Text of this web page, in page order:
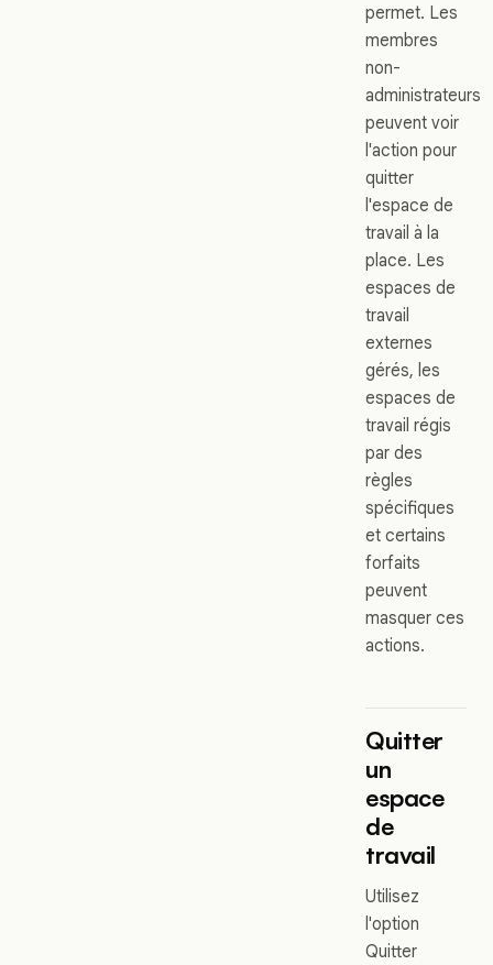
permet. Les
membres
non-
administrateurs
peuvent voir
l'action pour
quitter
l'espace de
travail à la
place. Les
espaces de
travail
externes
gérés, les
espaces de
travail régis
par des
règles
spécifiques
et certains
forfaits
peuvent
masquer ces
actions.
Quitter
un
espace
de
travail
Utilisez
l'option
Quitter